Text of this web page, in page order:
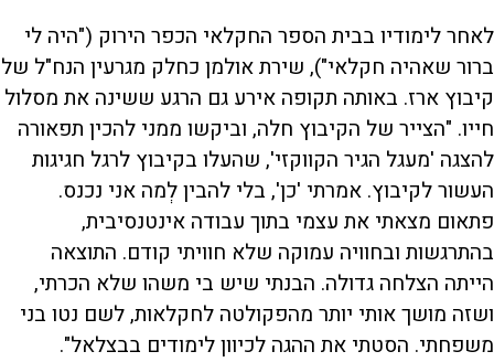
לאחר לימודיו בבית הספר החקלאי הכפר הירוק ("היה לי
ברור שאהיה חקלאי"), שירת אולמן כחלק מגרעין הנח"ל של
קיבוץ ארז. באותה תקופה אירע גם הרגע ששינה את מסלול
חייו. "הצייר של הקיבוץ חלה, וביקשו ממני להכין תפאורה
להצגה 'מעגל הגיר הקווקזי', שהעלו בקיבוץ לרגל חגיגות
העשור לקיבוץ. אמרתי 'כן', בלי להבין לְמה אני נכנס.
פתאום מצאתי את עצמי בתוך עבודה אינטנסיבית,
בהתרגשות ובחוויה עמוקה שלא חוויתי קודם. התוצאה
הייתה הצלחה גדולה. הבנתי שיש בי משהו שלא הכרתי,
ושזה מושך אותי יותר מהפקולטה לחקלאות, לשם נטו בני
משפחתי. הסטתי את ההגה לכיוון לימודים בבצלאל".